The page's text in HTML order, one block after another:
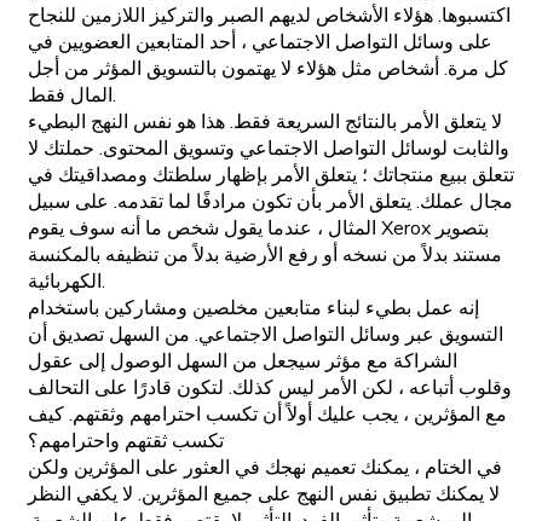
اكتسبوها. هؤلاء الأشخاص لديهم الصبر والتركيز اللازمين للنجاح
على وسائل التواصل الاجتماعي ، أحد المتابعين العضويين في
كل مرة. أشخاص مثل هؤلاء لا يهتمون بالتسويق المؤثر من أجل
المال فقط.
لا يتعلق الأمر بالنتائج السريعة فقط. هذا هو نفس النهج البطيء
والثابت لوسائل التواصل الاجتماعي وتسويق المحتوى. حملتك لا
تتعلق ببيع منتجاتك ؛ يتعلق الأمر بإظهار سلطتك ومصداقيتك في
مجال عملك. يتعلق الأمر بأن تكون مرادفًا لما تقدمه. على سبيل
المثال ، عندما يقول شخص ما أنه سوف يقوم Xerox بتصوير
مستند بدلاً من نسخه أو رفع الأرضية بدلاً من تنظيفه بالمكنسة
الكهربائية.
إنه عمل بطيء لبناء متابعين مخلصين ومشاركين باستخدام
التسويق عبر وسائل التواصل الاجتماعي. من السهل تصديق أن
الشراكة مع مؤثر سيجعل من السهل الوصول إلى عقول
وقلوب أتباعه ، لكن الأمر ليس كذلك. لتكون قادرًا على التحالف
مع المؤثرين ، يجب عليك أولاً أن تكسب احترامهم وثقتهم. كيف
تكسب ثقتهم واحترامهم؟
في الختام ، يمكنك تعميم نهجك في العثور على المؤثرين ولكن
لا يمكنك تطبيق نفس النهج على جميع المؤثرين. لا يكفي النظر